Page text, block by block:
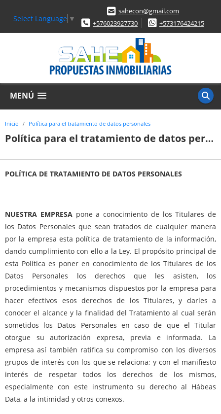
Select Language ▼
sahecon@gmail.com
+576023927730
+573176424215
MENÚ
Inicio Política para el tratamiento de datos personales
Política para el tratamiento de datos personales
POLÍTICA DE TRATAMIENTO DE DATOS PERSONALES
NUESTRA EMPRESApone a conocimiento de los Titulares de
los Datos Personales que sean tratados de cualquier manera
por la empresa esta política de tratamiento de la información,
dando cumplimiento con ello a la Ley. El propósito principal de
esta Política es poner en conocimiento de los Titulares de los
Datos Personales los derechos que les asisten, los
procedimientos y mecanismos dispuestos por la empresa para
hacer efectivos esos derechos de los Titulares, y darles a
conocer el alcance y la finalidad del Tratamiento al cual serán
sometidos los Datos Personales en caso de que el Titular
otorgue su autorización expresa, previa e informada. La
empresa así también ratifica su compromiso con los diversos
grupos de interés con los que se relaciona; y con el manifiesto
interés de respetar todos los derechos de los mismos,
especialmente con este instrumento su derecho al Hábeas
Data, a la intimidad y otros conexos.